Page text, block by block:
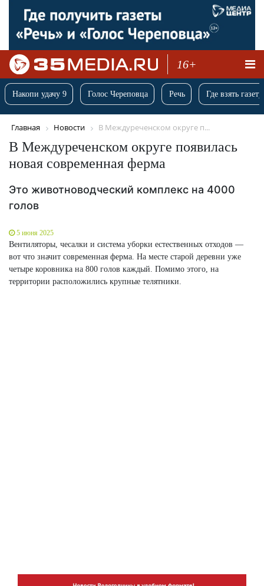
16+
Накопи удачу 9 Голос Череповца Речь Где взять
Главная Новости В Междуреченском округе п...
В Междуреченском округе появилась
новая современная ферма
Это животноводческий комплекс на 4000
голов
5 июня 2025
Вентиляторы, чесалки и система уборки естественных отходов —
вот что значит современная ферма. На месте старой деревни уже
четыре коровника на 800 голов каждый. Помимо этого, на
территории расположились крупные телятники.